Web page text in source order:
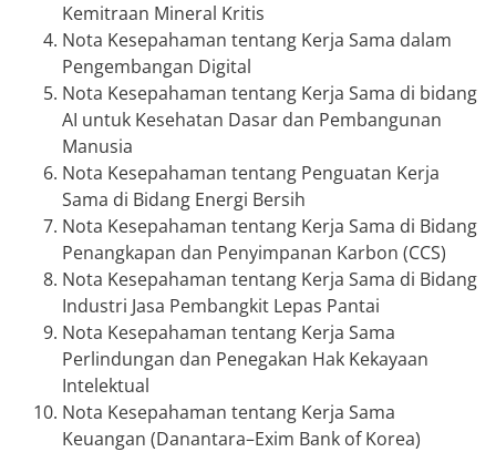
Kemitraan Mineral Kritis
Nota Kesepahaman tentang Kerja Sama dalam
Pengembangan Digital
Nota Kesepahaman tentang Kerja Sama di bidang
AI untuk Kesehatan Dasar dan Pembangunan
Manusia
Nota Kesepahaman tentang Penguatan Kerja
Sama di Bidang Energi Bersih
Nota Kesepahaman tentang Kerja Sama di Bidang
Penangkapan dan Penyimpanan Karbon (CCS)
Nota Kesepahaman tentang Kerja Sama di Bidang
Industri Jasa Pembangkit Lepas Pantai
Nota Kesepahaman tentang Kerja Sama
Perlindungan dan Penegakan Hak Kekayaan
Intelektual
Nota Kesepahaman tentang Kerja Sama
Keuangan (Danantara–Exim Bank of Korea)